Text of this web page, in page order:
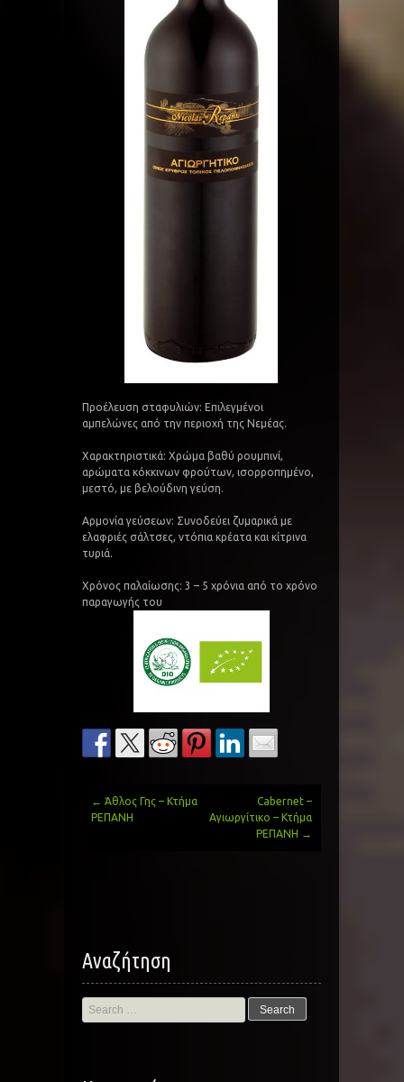
Προέλευση σταφυλιών: Επιλεγμένοι
αμπελώνες από την περιοχή της Νεμέας.
Χαρακτηριστικά: Χρώμα βαθύ ρουμπινί,
αρώματα κόκκινων φρούτων, ισορροπημένο,
μεστό, με βελούδινη γεύση.
Αρμονία γεύσεων: Συνοδεύει ζυμαρικά με
ελαφριές σάλτσες, ντόπια κρέατα και κίτρινα
τυριά.
Χρόνος παλαίωσης: 3 – 5 χρόνια από το χρόνο
παραγωγής του
Post
← Άθλος Γης – Κτήμα
ΡΕΠΑΝΗ
Cabernet –
Αγιωργίτικο – Κτήμα
ΡΕΠΑΝΗ →
Αναζήτηση
Search
for: